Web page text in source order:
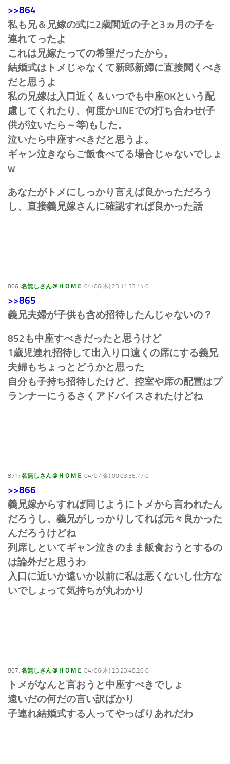
>>864
私も兄＆兄嫁の式に2歳間近の子と3ヵ月の子を
連れてったよ
これは兄嫁たっての希望だったから。
結婚式はトメじゃなくて新郎新婦に直接聞くべき
だと思うよ
私の兄嫁は入口近く＆いつでも中座OKという配
慮してくれたり、何度かLINEでの打ち合わせ(子
供が泣いたら～等)もした。
泣いたら中座すべきだと思うよ。
ギャン泣きならご飯食べてる場合じゃないでしょ
w
あなたがトメにしっかり言えば良かっただろう
し、直接義兄嫁さんに確認すれば良かった話
866: 名無しさん＠ＨＯＭＥ 04/06(木) 23:11:33.14 0
>>865
義兄夫婦が子供も含め招待したんじゃないの？
852も中座すべきだったと思うけど
1歳児連れ招待して出入り口遠くの席にする義兄
夫婦もちょっとどうかと思った
自分も子持ち招待したけど、控室や席の配置はプ
ランナーにうるさくアドバイスされたけどね
871: 名無しさん＠ＨＯＭＥ 04/07(金) 00:03:35.77 0
>>866
義兄嫁からすれば同じようにトメから言われたん
だろうし、義兄がしっかりしてれば元々良かった
んだろうけどね
列席しといてギャン泣きのまま飯食おうとするの
は論外だと思うわ
入口に近いか遠いか以前に私は悪くないし仕方な
いでしょって気持ちが丸わかり
867: 名無しさん＠ＨＯＭＥ 04/06(木) 23:23:48.26 0
トメがなんと言おうと中座すべきでしょ
遠いだの何だの言い訳ばかり
子連れ結婚式する人ってやっぱりあれだわ